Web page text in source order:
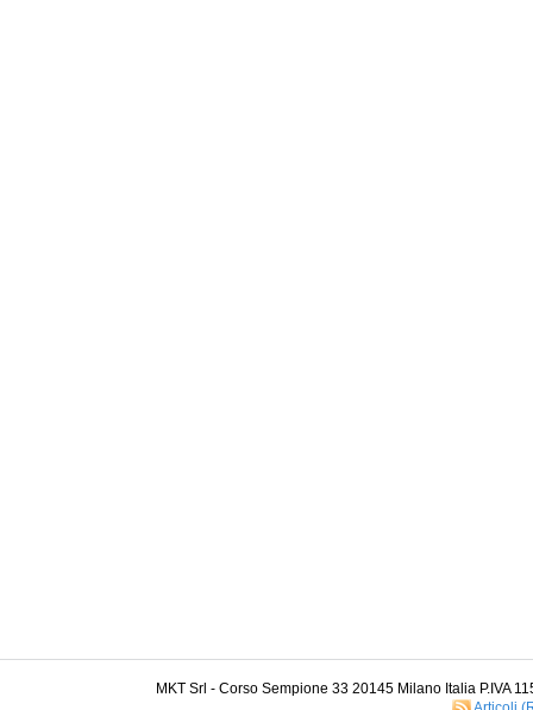
MKT Srl - Corso Sempione 33 20145 Milano Italia P.IVA